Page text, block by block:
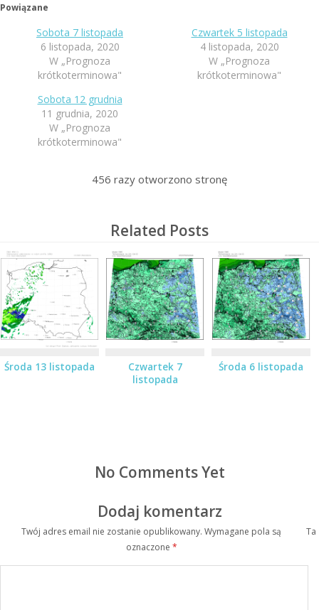
Powiązane
Sobota 7 listopada
6 listopada, 2020
W „Prognoza
krótkoterminowa"
Czwartek 5 listopada
4 listopada, 2020
W „Prognoza
krótkoterminowa"
Sobota 12 grudnia
11 grudnia, 2020
W „Prognoza
krótkoterminowa"
456 razy otworzono stronę
Related Posts
Środa 13 listopada
Czwartek 7
listopada
Środa 6 listopada
No Comments Yet
Dodaj komentarz
Twój adres email nie zostanie opublikowany. Wymagane pola są
oznaczone *
Ta